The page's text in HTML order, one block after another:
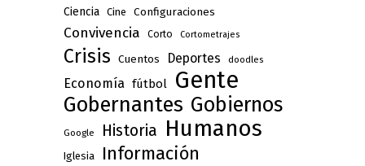
Ciencia Cine Configuraciones
Convivencia Corto Cortometrajes
Crisis Cuentos Deportes doodles
Economía fútbol Gente
Gobernantes Gobiernos
Google Historia Humanos
Iglesia Información